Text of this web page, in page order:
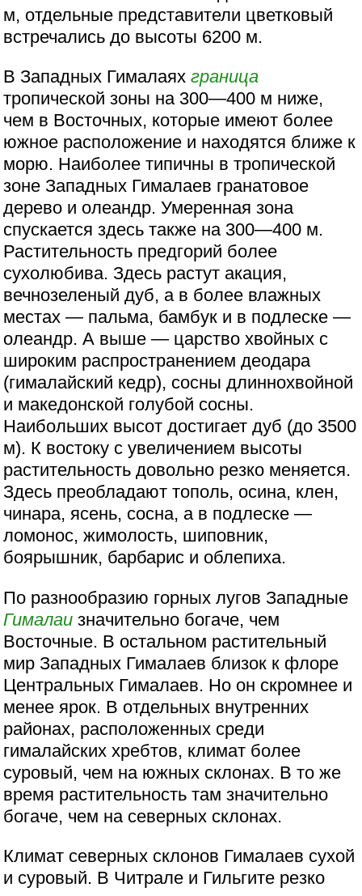
м, отдельные представители цветковый
встречались до высоты 6200 м.
В Западных Гималаяхграница
тропической зоны на 300—400 м ниже,
чем в Восточных, которые имеют более
южное расположение и находятся ближе к
морю. Наиболее типичны в тропической
зоне Западных Гималаев гранатовое
дерево и олеандр. Умеренная зона
спускается здесь также на 300—400 м.
Растительность предгорий более
сухолюбива. Здесь растут акация,
вечнозеленый дуб, а в более влажных
местах — пальма, бамбук и в подлеске —
олеандр. А выше — царство хвойных с
широким распространением деодара
(гималайский кедр), сосны длиннохвойной
и македонской голубой сосны.
Наибольших высот достигает дуб (до 3500
м). К востоку с увеличением высоты
растительность довольно резко меняется.
Здесь преобладают тополь, осина, клен,
чинара, ясень, сосна, а в подлеске —
ломонос, жимолость, шиповник,
боярышник, барбарис и облепиха.
По разнообразию горных лугов Западные
Гималаи значительно богаче, чем
Восточные. В остальном растительный
мир Западных Гималаев близок к флоре
Центральных Гималаев. Но он скромнее и
менее ярок. В отдельных внутренних
районах, расположенных среди
гималайских хребтов, климат более
суровый, чем на южных склонах. В то же
время растительность там значительно
богаче, чем на северных склонах.
Климат северных склонов Гималаев сухой
и суровый. В Читрале и Гильгите резко